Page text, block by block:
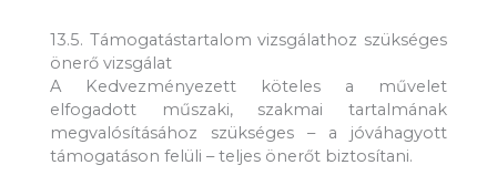
13.5. Támogatástartalom vizsgálathoz szükséges
önerő vizsgálat
A Kedvezményezett köteles a művelet
elfogadott műszaki, szakmai tartalmának
megvalósításához szükséges – a jóváhagyott
támogatáson felüli – teljes önerőt biztosítani.